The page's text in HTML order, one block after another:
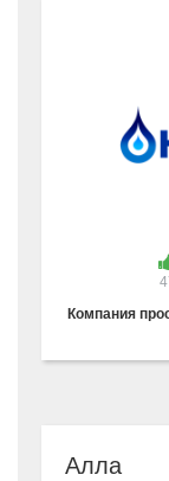
Компания
Алла